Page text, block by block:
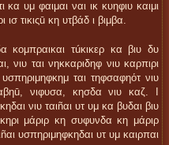
κα υμ φαιμαι ναι ικ κυηφιυ καιμι
ισ τικιςū κη υτβάδ ι βιμβα.
κομπραικαι τúκικερ κα βιυ δυ
νιυ ται νηκκαριδηφ νιυ καρπιρι
ται τηφσαφηότ νιυ
νιφυσα, κησδα νιυ καζ. Ι
νιυ ταιñαι υτ υμ κα βυδαι βιυ
μάριρ κη συφυνδα κη μάριρ
υσπηριμηφκηδαι υτ υμ καιρπαι